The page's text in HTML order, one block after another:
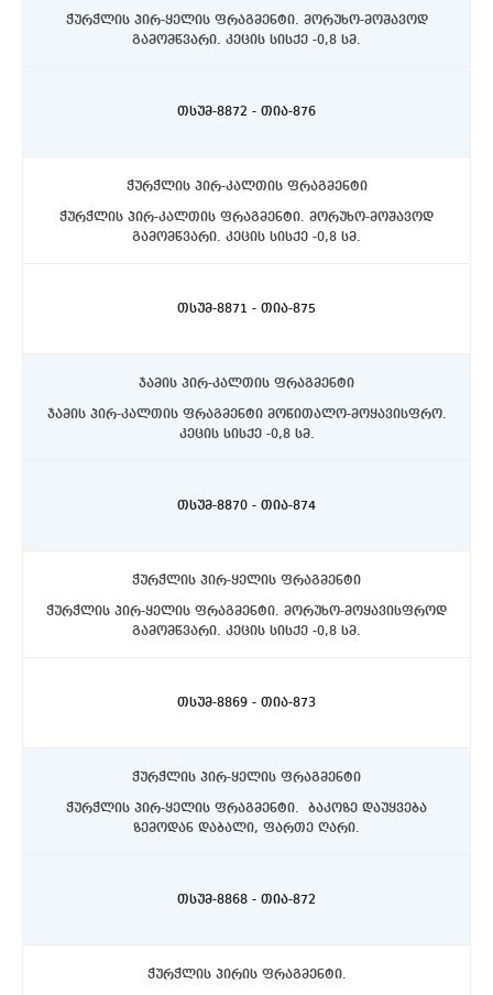
ჭურჭლის პირ-ყელის ფრაგმენტი. მორუხო-მოშავოდ
გამომწვარი. კეცის სისქე -0,8 სმ.
თსუმ-8872 - თია-876
ჭურჭლის პირ-კალთის ფრაგმენტი
ჭურჭლის პირ-კალთის ფრაგმენტი. მორუხო-მოშავოდ
გამომწვარი. კეცის სისქე -0,8 სმ.
თსუმ-8871 - თია-875
ჯამის პირ-კალთის ფრაგმენტი
ჯამის პირ-კალთის ფრაგმენტი მოწითალო-მოყავისფრო.
კეცის სისქე -0,8 სმ.
თსუმ-8870 - თია-874
ჭურჭლის პირ-ყელის ფრაგმენტი
ჭურჭლის პირ-ყელის ფრაგმენტი. მორუხო-მოყავისფროდ
გამომწვარი. კეცის სისქე -0,8 სმ.
თსუმ-8869 - თია-873
ჭურჭლის პირ-ყელის ფრაგმენტი
ჭურჭლის პირ-ყელის ფრაგმენტი. ბაკოზე დაუყვება
ზემოდან დაბალი, ფართე ღარი.
თსუმ-8868 - თია-872
ჭურჭლის პირის ფრაგმენტი.